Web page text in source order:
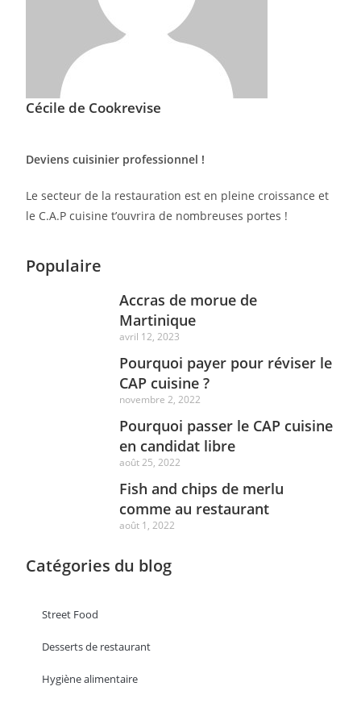
Cécile de Cookrevise
Deviens cuisinier professionnel !
Le secteur de la restauration est en pleine croissance et
le C.A.P cuisine t’ouvrira de nombreuses portes !
Populaire
Accras de morue de
Martinique
avril 12, 2023
Pourquoi payer pour réviser le
CAP cuisine ?
novembre 2, 2022
Pourquoi passer le CAP cuisine
en candidat libre
août 25, 2022
Fish and chips de merlu
comme au restaurant
août 1, 2022
Catégories du blog
Street Food
Desserts de restaurant
Hygiène alimentaire